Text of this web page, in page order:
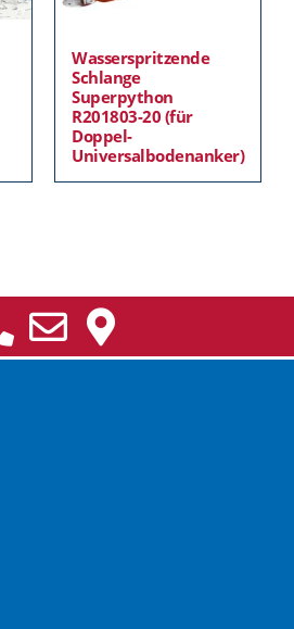
Wasserspritzende
Schlange
Superpython
R201803-20 (für
Doppel-
Universalbodenanker)